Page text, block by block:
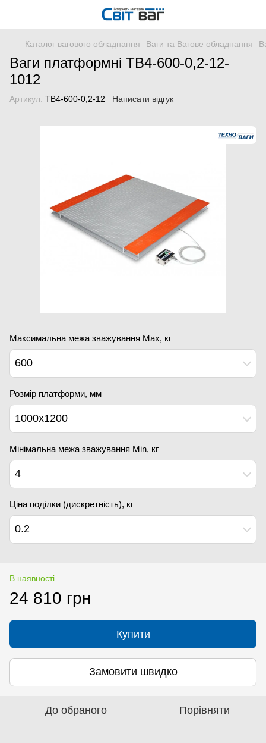
Каталог вагового обладнання Ваги та Вагове обладнання
Ваги платформні ТВ4-600-0,2-12-
1012
Артикул: ТВ4-600-0,2-12 Написати відгук
Максимальна межа зважування Мах, кг
600
Розмір платформи, мм
1000x1200
Мінімальна межа зважування Min, кг
4
Ціна поділки (дискретність), кг
0.2
В наявності
24 810 грн
Купити
Замовити швидко
До обраного Порівняти